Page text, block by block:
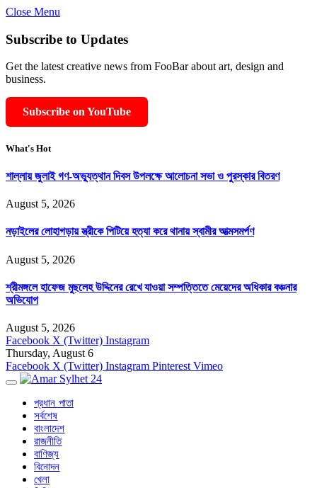
Close Menu
Subscribe to Updates
Get the latest creative news from FooBar about art, design and
business.
Subscribe on YouTube
What's Hot
শাল্লায় জুলাই গণ-অভ্যুত্থান দিবস উপলক্ষে আলোচনা সভা ও পুরস্কার বিতরণ
August 5, 2026
নড়াইলের লোহাগড়ায় স্ত্রীকে পিটিয়ে হত্যা করে থানায় স্বামীর আত্মসমর্পণ
August 5, 2026
শ্রীমঙ্গলে হাফেজ মুছলেহ উদ্দিনের রেখে যাওয়া সম্পত্তিতে মেয়েদের অধিকার বঞ্চনার
অভিযোগ
August 5, 2026
Facebook X (Twitter) Instagram
Thursday, August 6
Facebook X (Twitter) Instagram Pinterest Vimeo
প্রধান পাতা
সর্বশেষ
বাংলাদেশ
রাজনীতি
বাণিজ্য
বিনোদন
খেলা